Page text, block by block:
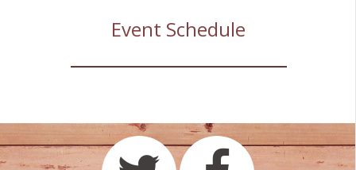
Event Schedule